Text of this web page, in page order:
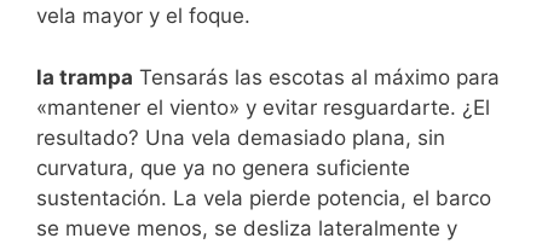
vela mayor y el foque.
la trampa Tensarás las escotas al máximo para
«mantener el viento» y evitar resguardarte. ¿El
resultado? Una vela demasiado plana, sin
curvatura, que ya no genera suficiente
sustentación. La vela pierde potencia, el barco
se mueve menos, se desliza lateralmente y